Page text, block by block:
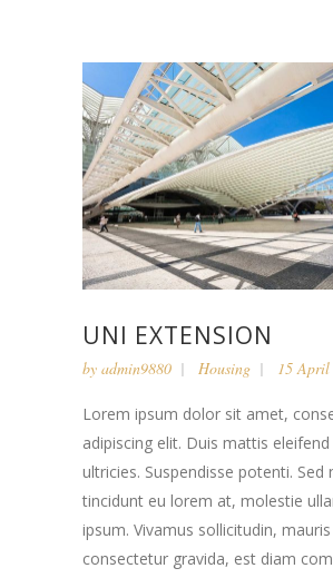
UNI EXTENSION
by admin9880 Housing 15 April
Lorem ipsum dolor sit amet,
adipiscing elit. Duis mattis
ultricies. Suspendisse potenti. Sed
tincidunt eu lorem at, molestie
ipsum. Vivamus sollicitudin,
consectetur gravida, est diam